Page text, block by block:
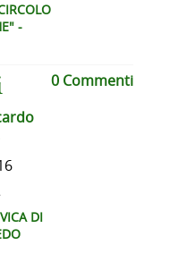
-
DI
0 Commenti